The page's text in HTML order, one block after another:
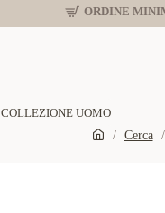
ORDINE
COLLEZIONE UOMO
Cerca